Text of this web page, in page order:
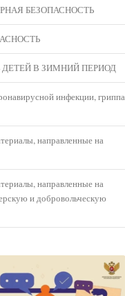
БЕЗОПАСНОСТЬ
ДЕТЕЙ В ЗИМНИЙ ПЕРИОД
инфекции, гриппа
направленные на
направленные на
и добровольческую